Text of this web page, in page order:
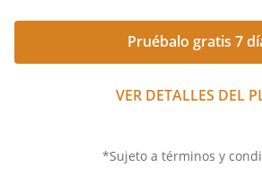
Pruébalo gratis 7
VER DETALLES DEL
*Sujeto a términos y